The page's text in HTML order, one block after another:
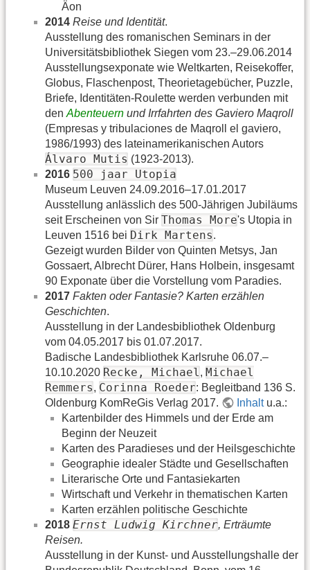
Äon
2014 Reise und Identität.
Ausstellung des romanischen Seminars in der
Universitätsbibliothek Siegen vom 23.–29.06.2014
Ausstellungsexponate wie Weltkarten, Reisekoffer,
Globus, Flaschenpost, Theorietagebücher, Puzzle,
Briefe, Identitäten-Roulette werden verbunden mit
den Abenteuern und Irrfahrten des Gaviero Maqroll
(Empresas y tribulaciones de Maqroll el gaviero,
1986/1993) des lateinamerikanischen Autors
Álvaro Mutis (1923-2013).
2016 500 jaar Utopia
Museum Leuven 24.09.2016–17.01.2017
Ausstellung anlässlich des 500-Jährigen Jubiläums
seit Erscheinen von Sir Thomas More's Utopia in
Leuven 1516 bei Dirk Martens.
Gezeigt wurden Bilder von Quinten Metsys, Jan
Gossaert, Albrecht Dürer, Hans Holbein, insgesamt
90 Exponate über die Vorstellung vom Paradies.
2017 Fakten oder Fantasie? Karten erzählen
Geschichten.
Ausstellung in der Landesbibliothek Oldenburg
vom 04.05.2017 bis 01.07.2017.
Badische Landesbibliothek Karlsruhe 06.07.–
10.10.2020 Recke, Michael , Michael
Remmers, Corinna Roeder: Begleitband 136 S.
Oldenburg KomReGis Verlag 2017.
Inhaltu.a.:
Kartenbilder des Himmels und der Erde am
Beginn der Neuzeit
Karten des Paradieses und der Heilsgeschichte
Geographie idealer Städte und Gesellschaften
Literarische Orte und Fantasiekarten
Wirtschaft und Verkehr in thematischen Karten
Karten erzählen politische Geschichte
2018 Ernst Ludwig Kirchner, Erträumte
Reisen.
Ausstellung in der Kunst- und Ausstellungshalle der